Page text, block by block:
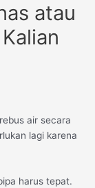
atau
air secara
lagi karena
harus tepat.